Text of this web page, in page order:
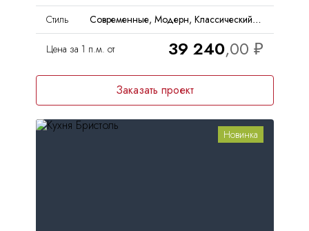
Стиль
Современные, Модерн, Классический, Неоклассика
Цена за 1 п.м. от 39 240
Заказать проект
Новинка